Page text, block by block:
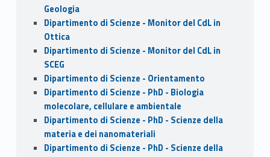
Geologia
Dipartimento di Scienze - Monitor del CdL in
Ottica
Dipartimento di Scienze - Monitor del CdL in
SCEG
Dipartimento di Scienze - Orientamento
Dipartimento di Scienze - PhD - Biologia
molecolare, cellulare e ambientale
Dipartimento di Scienze - PhD - Scienze della
materia e dei nanomateriali
Dipartimento di Scienze - PhD - Scienze della